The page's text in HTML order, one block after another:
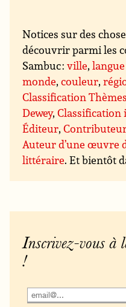
Notices sur des
découvrir parmi les
Sambuc :ville,
monde,couleur,
Classification
Dewey,
Éditeur,
Auteur d’une œuvre
littéraire. Et bientôt
Inscrivez-vous à
!